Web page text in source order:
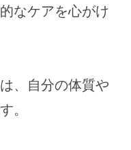
なケアを心がけ
、自分の体質や
。